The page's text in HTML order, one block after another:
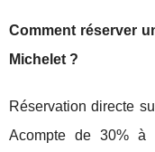
Comment réserver
Michelet ?
Réservation directe
Acompte de 30% à